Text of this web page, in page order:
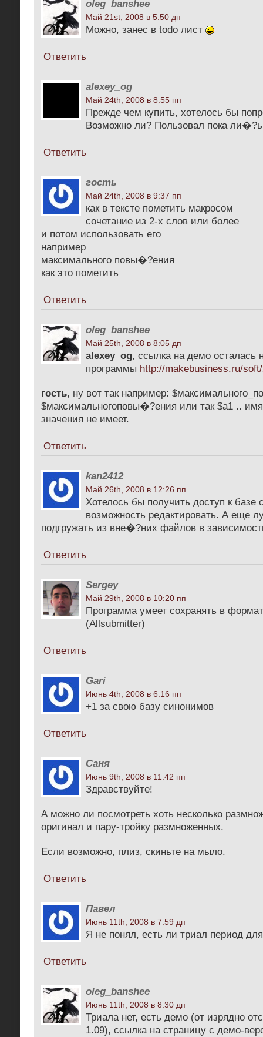
oleg_banshee
Май 21st, 2008 в 5:50 дп
Можно, занес в todo лист
Ответить
alexey_og
Май 24th, 2008 в 8:55 пп
Прежде чем купить, хотелось бы
Возможно ли? Пользовал пока
Ответить
гость
Май 24th, 2008 в 9:37 пп
как в тексте пометить макросом
сочетание из 2-х слов или более
и потом использовать его
например
максимального повы�?ения
как это пометить
Ответить
oleg_banshee
Май 25th, 2008 в 8:05 дп
alexey_og, ссылка на демо осталась
программы http://makebusiness.ru/
гость, ну вот так например:
$максимальногоповы�?ения или так $a1 ..
значения не имеет.
Ответить
kan2412
Май 26th, 2008 в 12:26 пп
Хотелось бы получить доступ к базе
возможность редактировать. А еще
подгружать из вне�?них файлов в
Ответить
Sergey
Май 29th, 2008 в 10:20 пп
Программа умеет сохранять в
(Allsubmitter)
Ответить
Gari
Июнь 4th, 2008 в 6:16 пп
+1 за свою базу синонимов
Ответить
Саня
Июнь 9th, 2008 в 11:42 пп
Здравствуйте!
А можно ли посмотреть хоть несколько
оригинал и пару-тройку размноженных.
Если возможно, плиз, скиньте на мыло.
Ответить
Павел
Июнь 11th, 2008 в 7:59 дп
Я не понял, есть ли триал период
Ответить
oleg_banshee
Июнь 11th, 2008 в 8:30 дп
Триала нет, есть демо (от изрядно
1.09), ссылка на страницу с демо-